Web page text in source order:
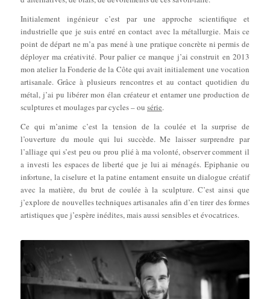
Initialement ingénieur c’est par une approche scientifique et
industrielle que je suis entré en contact avec la métallurgie. Mais ce
point de départ ne m’a pas mené à une pratique concrète ni permis de
déployer ma créativité. Pour palier ce manque j’ai construit en 2013
mon atelier la Fonderie de la Côte qui avait initialement une vocation
artisanale. Grâce à plusieurs rencontres et au contact quotidien du
métal, j’ai pu libérer mon élan créateur et entamer une production de
sculptures et moulages par cycles – ou série.
Ce qui m’anime c’est la tension de la coulée et la surprise de
l’ouverture du moule qui lui succède. Me laisser surprendre par
l’alliage qui s’est peu ou prou plié à ma volonté, observer comment il
a investi les espaces de liberté que je lui ai ménagés. Epiphanie ou
infortune, la ciselure et la patine entament ensuite un dialogue créatif
avec la matière, du brut de coulée à la sculpture. C’est ainsi que
j’explore de nouvelles techniques artisanales afin d’en tirer des formes
artistiques que j’espère inédites, mais aussi sensibles et évocatrices.